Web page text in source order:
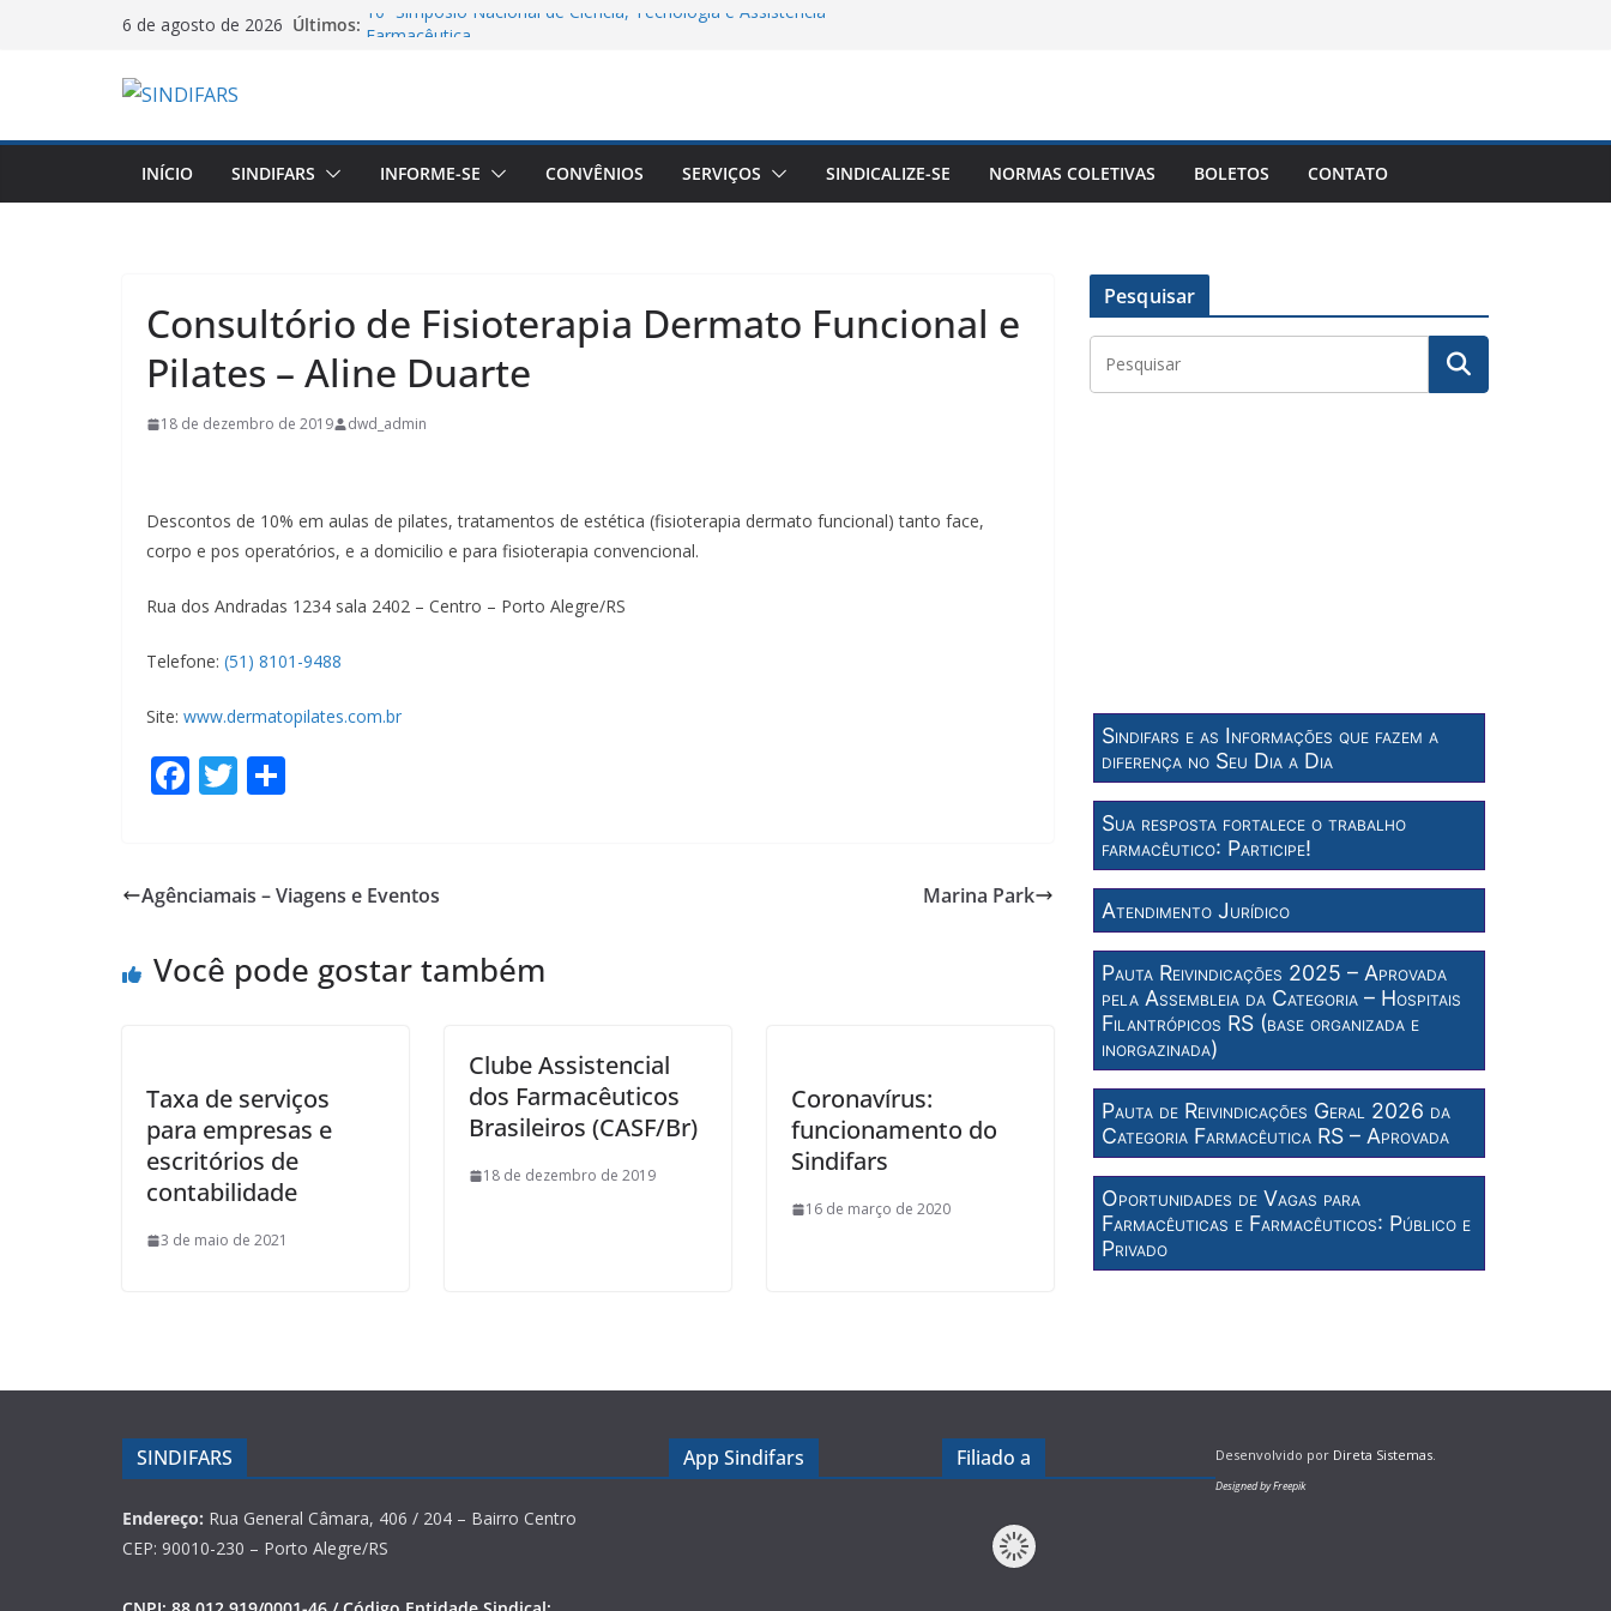
6 de agosto de 2026 Últimos: 10º Simpósio Nacional de Ciência, Tecnologia e Assistência
Farmacêutica
Manifesto dos Farmacêuticos do Brasil a Aprovação do Piso
Salarial dos Farmacêuticos
Agosto Lilás e a Categoria Farmacêutica: Do Acolhimento à
INÍCIO SINDIFARS INFORME-SE CONVÊNIOS SERVIÇOS SINDICALIZE-SE NORMAS COLETIVAS BOLETOS CONTATO
Consultório de Fisioterapia Dermato Funcional e
Pilates – Aline Duarte
18 de dezembro de 2019 dwd_admin
Descontos de 10% em aulas de pilates, tratamentos de estética (fisioterapia dermato funcional) tanto face,
corpo e pos operatórios, e a domicilio e para fisioterapia convencional.
Rua dos Andradas 1234 sala 2402 – Centro – Porto Alegre/RS
Telefone: (51) 8101-9488
Site: www.dermatopilates.com.br
F
b
o
T
er e
Agênciamais – Viagens e Eventos Marina Park
Você pode gostar também
Taxa de serviços
para empresas e
escritórios de
contabilidade
3 de maio de 2021
Clube Assistencial
dos Farmacêuticos
Brasileiros (CASF/Br)
18 de dezembro de 2019
Coronavírus:
funcionamento do
Sindifars
16 de março de 2020
Pesquisar
Sindifars e as Informações que fazem a
diferença no Seu Dia a Dia
Sua resposta fortalece o trabalho
farmacêutico: Participe!
Atendimento Jurídico
Pauta Reivindicações 2025 – Aprovada
pela Assembleia da Categoria – Hospitais
Filantrópicos RS (base organizada e
inorgazinada)
Pauta de Reivindicações Geral 2026 da
Categoria Farmacêutica RS – Aprovada
Oportunidades de Vagas para
Farmacêuticas e Farmacêuticos: Público e
Privado
SINDIFARS
Endereço: Rua General Câmara, 406 / 204 – Bairro Centro
CEP: 90010-230 – Porto Alegre/RS
App Sindifars Filiado a Desenvolvido por Direta Sistemas.
Designed by Freepik